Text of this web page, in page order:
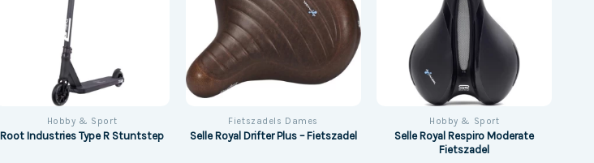
Hobby & Sport
Root Industries Type R Stuntstep
Fietszadels Dames
Selle Royal Drifter Plus – Fietszadel
Hobby & Sport
Selle Royal Respiro Moderate
Fietszadel